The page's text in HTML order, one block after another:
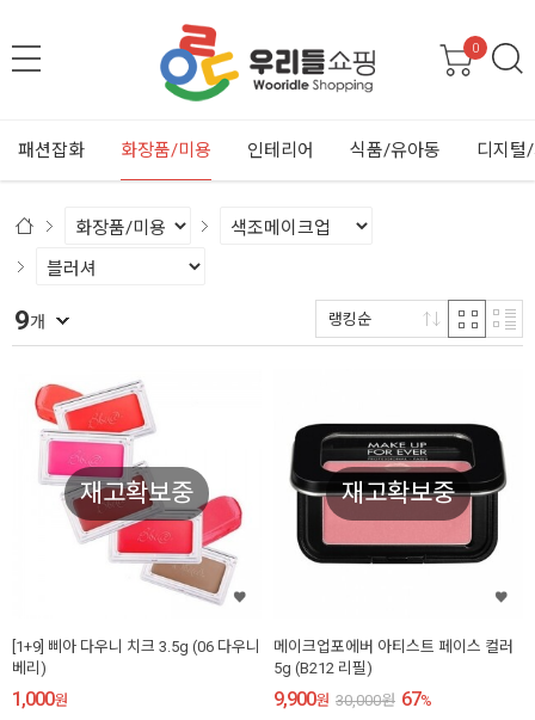
0
패션잡화 화장품/미용 인테리어 식품/유아동 디지털
9개 랭킹순
재고확보중
[1+9] 삐아 다우니 치크 3.5g (06 다우니
베리)
1,000원
재고확보중
메이크업포에버 아티스트 페이스 컬러
5g (B212 리필)
9,900원 30,000원 67%